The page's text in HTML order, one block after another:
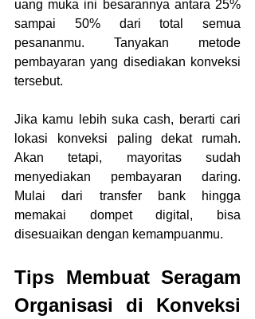
uang muka ini besarannya antara 25%
sampai 50% dari total semua
pesananmu. Tanyakan metode
pembayaran yang disediakan konveksi
tersebut.
Jika kamu lebih suka cash, berarti cari
lokasi konveksi paling dekat rumah.
Akan tetapi, mayoritas sudah
menyediakan pembayaran daring.
Mulai dari transfer bank hingga
memakai dompet digital, bisa
disesuaikan dengan kemampuanmu.
Tips Membuat Seragam
Organisasi di Konveksi